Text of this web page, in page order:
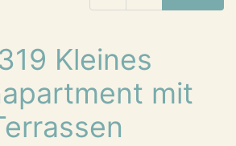
Kleines
mit